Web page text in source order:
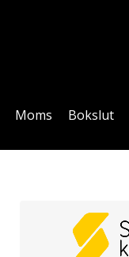
Moms Bokslut